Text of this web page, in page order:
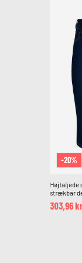
-20%
Højtaljede
strækbar
303,96